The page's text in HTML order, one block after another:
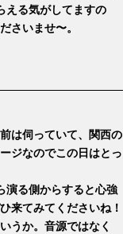
える気がしてますの
さいませ〜。
は伺っていて、関西の
ジなのでこの日はとっ
演る側からすると心強
来てみてくださいね！
うか。音源ではなく